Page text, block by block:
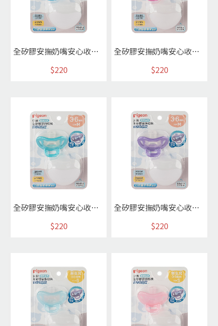
全矽膠安撫奶嘴安心收納組/L天藍
$220
全矽膠安撫奶嘴安心收納組/L玫紅
$220
全矽膠安撫奶嘴安心收納組/M綠
$220
全矽膠安撫奶嘴安心收納組/M紫
$220